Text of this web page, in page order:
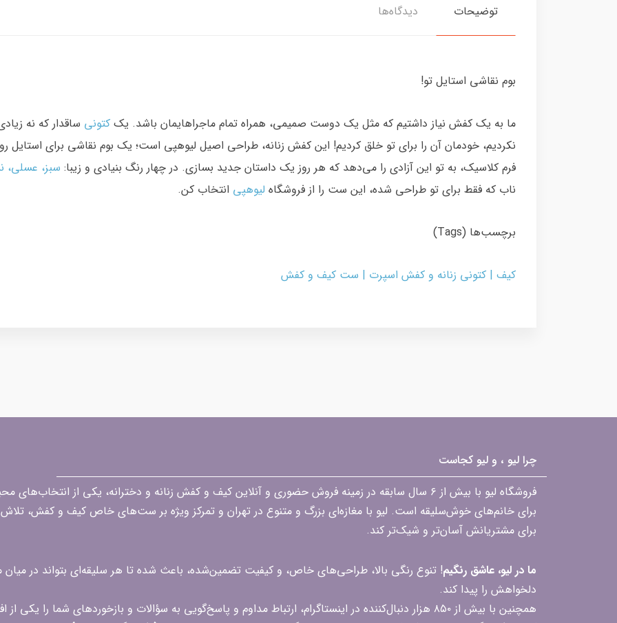
توضیحات دیدگاه‌ها
بوم نقاشی استایل تو!
ما به یک کفش نیاز داشتیم که مثل یک دوست صمیمی، همراه تمام ماجراهایمان باشد. یک کتونی ساقدار که نه
نکردیم، خودمان آن را برای تو خلق کردیم! این کفش زنانه، طراحی اصیل لیوهپی است؛ یک بوم نقاشی برای استایل
فرم کلاسیک، به تو این آزادی را می‌دهد که هر روز یک داستان جدید بسازی. در چهار رنگ بنیادی و زیبا: سبز، عسلی،
ناب که فقط برای تو طراحی شده، این ست را از فروشگاه لیوهپی انتخاب کن.
برچسب‌ها (Tags)
کیف | کتونی زنانه و کفش اسپرت | ست کیف و کفش
چرا لیو ، و لیو کجاست
فروشگاه لیو با بیش از ۶ سال سابقه در زمینه فروش حضوری و آنلاین کیف و کفش زنانه و دخترانه، یکی از
برای خانم‌های خوش‌سلیقه است. لیو با مغازه‌ای بزرگ و متنوع در تهران و تمرکز ویژه بر ست‌های خاص کیف و کفش، تلاش
برای مشتریانش آسان‌تر و شیک‌تر کند.
ما در لیو، عاشق رنگیم! تنوع رنگی بالا، طراحی‌های خاص، و کیفیت تضمین‌شده، باعث شده تا هر سلیقه‌ای بتواند در
دلخواهش را پیدا کند.
همچنین با بیش از ۸۵۰ هزار دنبال‌کننده در اینستاگرام، ارتباط مداوم و پاسخ‌گویی به سؤالات و بازخوردهای شما را یکی از افتخارات‌مان می‌دانیم